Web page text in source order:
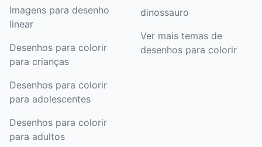
Imagens para desenho
linear
Desenhos para colorir
para crianças
Desenhos para colorir
para adolescentes
Desenhos para colorir
para adultos
dinossauro
Ver mais temas de
desenhos para colorir